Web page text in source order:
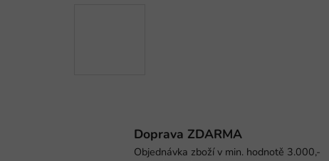
Doprava ZDARMA
Objednávka zboží v min. hodnotě 3.000,-